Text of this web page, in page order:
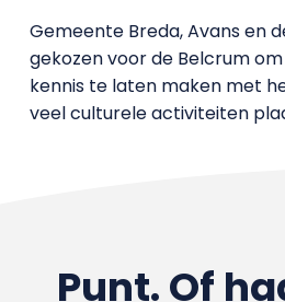
Gemeente Breda, Avans en
gekozen voor de Belcrum
kennis te laten maken met
veel culturele activiteiten
Punt. Of